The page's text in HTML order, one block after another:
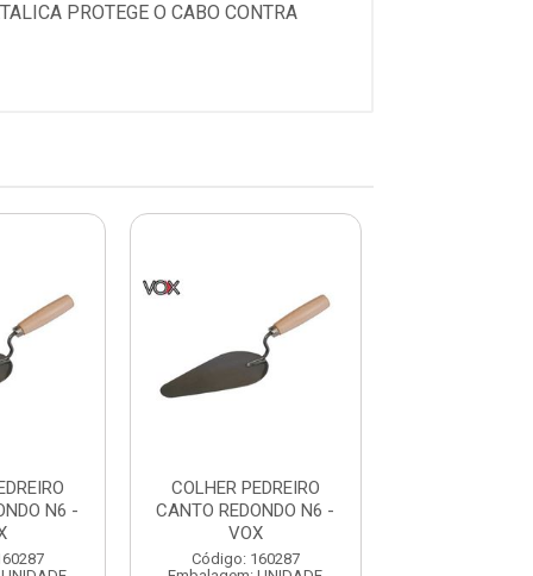
PROTEGE O CABO CONTRA
N6 -
COLHER PEDREIRO
CANTO REDONDO N6 -
VOX
Código: 160287